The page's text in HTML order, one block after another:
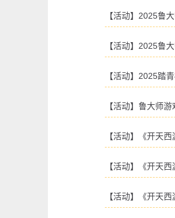
【活动】2025鲁
【活动】2025鲁
【活动】2025踏
【活动】鲁大师
【活动】《开天
【活动】《开天
【活动】《开天